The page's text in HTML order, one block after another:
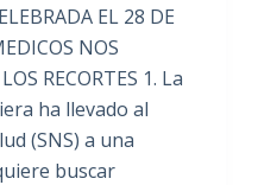
EL 28 DE
NOS
RECORTES 1. La
ha llevado al
(SNS) a una
buscar